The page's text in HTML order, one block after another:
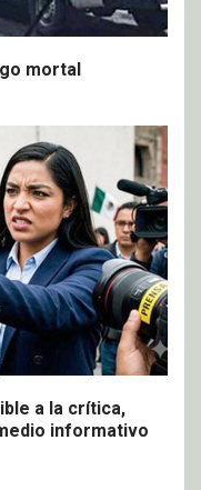
mortal
a la crítica,
informativo